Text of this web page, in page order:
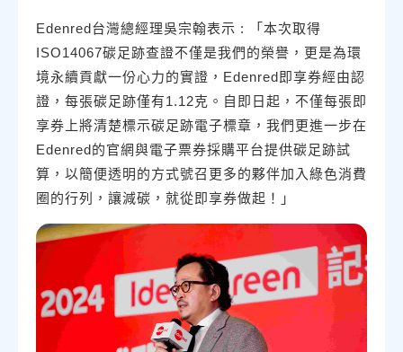
Edenred台灣總經理吳宗翰表示 : 「本次取得
ISO14067碳足跡查證不僅是我們的榮譽，更是為環
境永續貢獻一份心力的實證，Edenred即享券經由認
證，每張碳足跡僅有1.12克。自即日起，不僅每張即
享券上將清楚標示碳足跡電子標章，我們更進一步在
Edenred的官網與電子票券採購平台提供碳足跡試
算，以簡便透明的方式號召更多的夥伴加入綠色消費
圈的行列，讓減碳，就從即享券做起！」